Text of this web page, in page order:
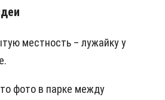
местность – лужайку у
фото в парке между